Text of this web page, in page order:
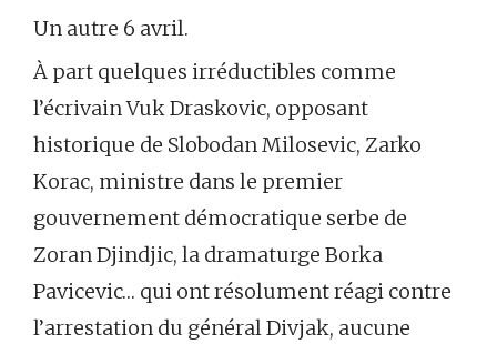
Un autre 6 avril.
À part quelques irréductibles comme
l’écrivain Vuk Draskovic, opposant
historique de Slobodan Milosevic, Zarko
Korac, ministre dans le premier
gouvernement démocratique serbe de
Zoran Djindjic, la dramaturge Borka
Pavicevic… qui ont résolument réagi contre
l’arrestation du général Divjak, aucune